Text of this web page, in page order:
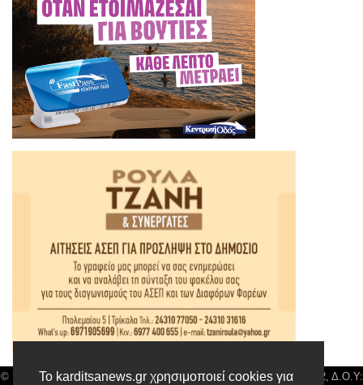
Το karditsanews.gr χρησιμοποιεί cookies για
© Karditsa News | Διακριτικός Τίτλος: Orion Media, ΑΦΜ: 043750542, Δ.Ο.Υ: